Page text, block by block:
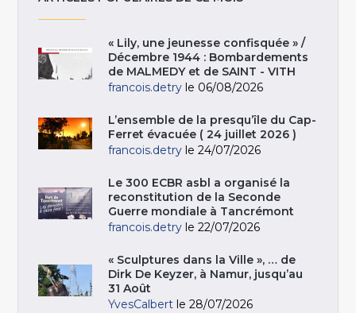
« Lily, une jeunesse confisquée » /
Décembre 1944 : Bombardements
de MALMEDY et de SAINT - VITH
francois.detry le 06/08/2026
L’ensemble de la presqu’île du Cap-
Ferret évacuée ( 24 juillet 2026 )
francois.detry le 24/07/2026
Le 300 ECBR asbl a organisé la
reconstitution de la Seconde
Guerre mondiale à Tancrémont
francois.detry le 22/07/2026
« Sculptures dans la Ville », … de
Dirk De Keyzer, à Namur, jusqu’au
31 Août
YvesCalbert le 28/07/2026